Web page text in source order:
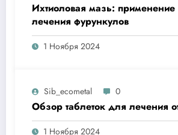
Ихтиоловая мазь:
лечения фурункулов
1 Ноября 2024
Sib_ecometal 0
Обзор таблеток для лечения
1 Ноября 2024